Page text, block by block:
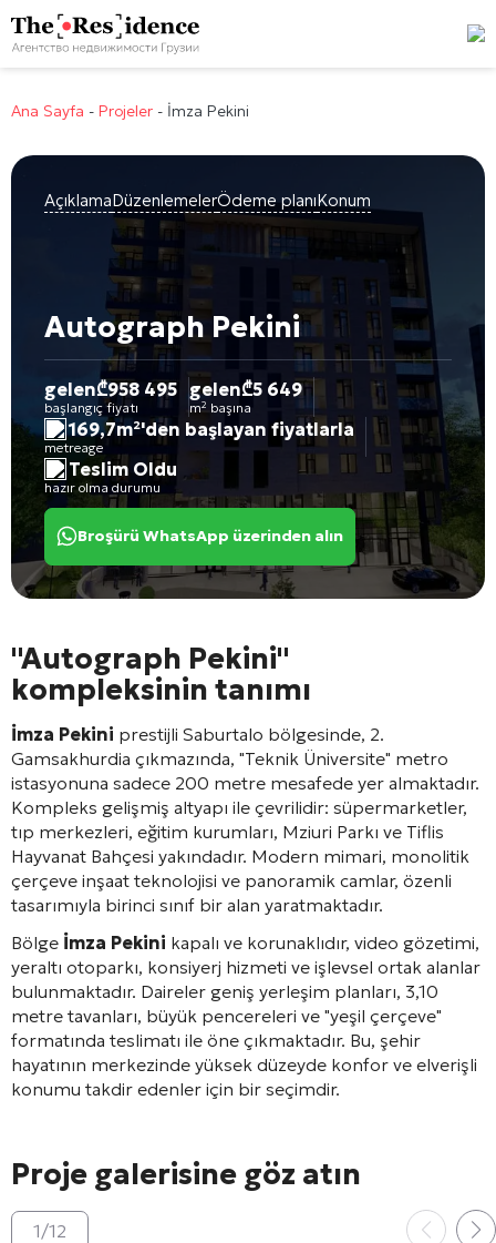
Ana Sayfa - Projeler - İmza Pekini
AçıklamaDüzenlemelerÖdeme planıKonum
Autograph Pekini
gelen₾958 495
başlangıç fiyatı
gelen₾5 649
m² başına
169,7m²'den başlayan fiyatlarla
metreage
Teslim Oldu
hazır olma durumu
Broşürü WhatsApp üzerinden alın
"Autograph Pekini"
kompleksinin tanımı
İmza Pekini prestijli Saburtalo bölgesinde, 2.
Gamsakhurdia çıkmazında, "Teknik Üniversite" metro
istasyonuna sadece 200 metre mesafede yer almaktadır.
Kompleks gelişmiş altyapı ile çevrilidir: süpermarketler,
tıp merkezleri, eğitim kurumları, Mziuri Parkı ve Tiflis
Hayvanat Bahçesi yakındadır. Modern mimari, monolitik
çerçeve inşaat teknolojisi ve panoramik camlar, özenli
tasarımıyla birinci sınıf bir alan yaratmaktadır.
Bölge İmza Pekini kapalı ve korunaklıdır, video gözetimi,
yeraltı otoparkı, konsiyerj hizmeti ve işlevsel ortak alanlar
bulunmaktadır. Daireler geniş yerleşim planları, 3,10
metre tavanları, büyük pencereleri ve "yeşil çerçeve"
formatında teslimatı ile öne çıkmaktadır. Bu, şehir
hayatının merkezinde yüksek düzeyde konfor ve elverişli
konumu takdir edenler için bir seçimdir.
Proje galerisine göz atın
1/12